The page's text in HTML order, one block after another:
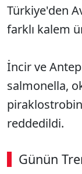
Türkiye'den
farklı kalem
İncir ve Antep
salmonella,
reddedildi.
Günün